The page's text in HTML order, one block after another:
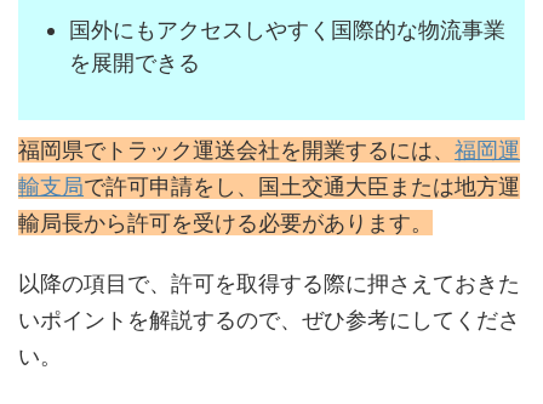
国外にもアクセスしやすく国際的な物流事業
を展開できる
福岡県でトラック運送会社を開業するには、 福岡運
輸支局で許可申請をし、国土交通大臣または地方運
輸局長から許可を受ける必要があります。
以降の項目で、許可を取得する際に押さえておきた
いポイントを解説するので、ぜひ参考にしてくださ
い。